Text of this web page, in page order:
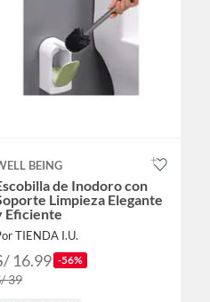
BEING
de Inodoro con
Limpieza Elegante
Eficiente
TIENDA I.U.
16.99 -56%
39